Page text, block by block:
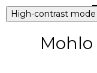
High-contrast mode